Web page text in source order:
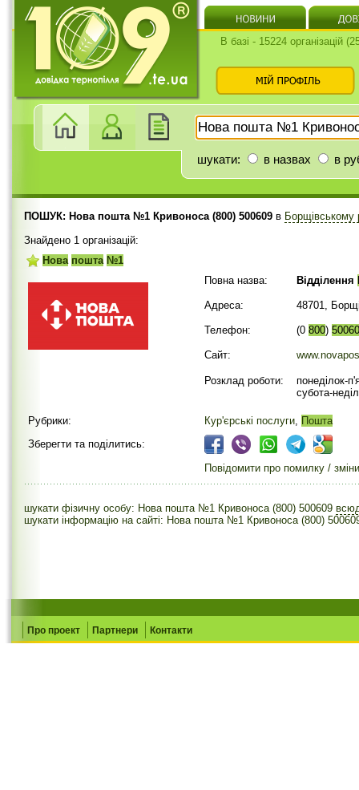
В базі - 15224 організацій
шукати: в назвах в
ПОШУК: Нова пошта №1 Кривоноса (800) 500609 в Борщівському
Знайдено 1 організацій:
Нова пошта №1
Повна назва:
Відділення
Адреса: 48701,
Телефон: (0 800)
Сайт:
Розклад роботи:
понеділок-
субота-
Рубрики: Кур'єрські послуги, Пошта
Зберегти та поділитись:
Повідомити про помилку / зміни
шукати фізичну особу: Нова пошта №1 Кривоноса (800) 500609
шукати інформацію на сайті: Нова пошта №1 Кривоноса (800)
Про проект Партнери Контакти